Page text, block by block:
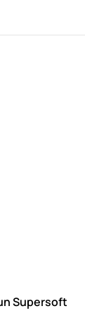
Supersoft